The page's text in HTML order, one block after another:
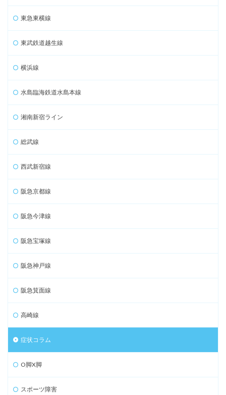
東急東横線
東武鉄道越生線
横浜線
水島臨海鉄道水島本線
湘南新宿ライン
総武線
西武新宿線
阪急京都線
阪急今津線
阪急宝塚線
阪急神戸線
阪急箕面線
高崎線
症状コラム
O脚X脚
スポーツ障害